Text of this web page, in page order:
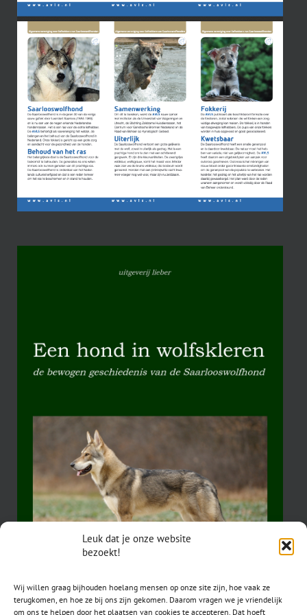
Leuk dat je onze website
bezoekt!
Wij willen graag bijhouden hoelang mensen op onze site zijn, hoe vaak ze
terugkomen, en hoe ze bij ons zijn gekomen. Daarom vragen we je vriendelijk
om ons te helpen door het plaatsen van cookies te accepteren. Dat hoeft